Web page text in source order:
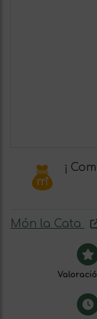
¡
Món la Cata